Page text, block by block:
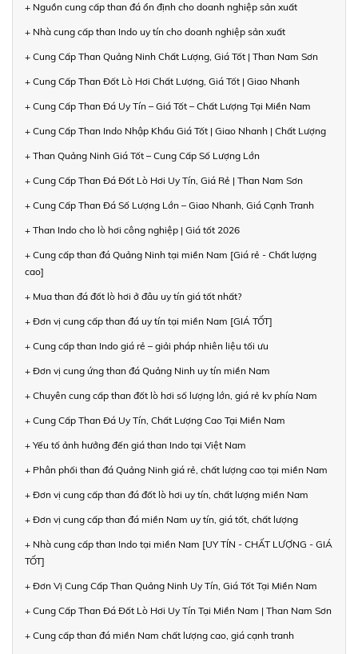
+ Nguồn cung cấp than đá ổn định cho doanh nghiệp sản xuất
+ Nhà cung cấp than Indo uy tín cho doanh nghiệp sản xuất
+ Cung Cấp Than Quảng Ninh Chất Lượng, Giá Tốt | Than Nam Sơn
+ Cung Cấp Than Đốt Lò Hơi Chất Lượng, Giá Tốt | Giao Nhanh
+ Cung Cấp Than Đá Uy Tín – Giá Tốt – Chất Lượng Tại Miền Nam
+ Cung Cấp Than Indo Nhập Khẩu Giá Tốt | Giao Nhanh | Chất Lượng
+ Than Quảng Ninh Giá Tốt – Cung Cấp Số Lượng Lớn
+ Cung Cấp Than Đá Đốt Lò Hơi Uy Tín, Giá Rẻ | Than Nam Sơn
+ Cung Cấp Than Đá Số Lượng Lớn – Giao Nhanh, Giá Cạnh Tranh
+ Than Indo cho lò hơi công nghiệp | Giá tốt 2026
+ Cung cấp than đá Quảng Ninh tại miền Nam [Giá rẻ - Chất lượng
cao]
+ Mua than đá đốt lò hơi ở đâu uy tín giá tốt nhất?
+ Đơn vị cung cấp than đá uy tín tại miền Nam [GIÁ TỐT]
+ Cung cấp than Indo giá rẻ – giải pháp nhiên liệu tối ưu
+ Đơn vị cung ứng than đá Quảng Ninh uy tín miền Nam
+ Chuyên cung cấp than đốt lò hơi số lượng lớn, giá rẻ kv phía Nam
+ Cung Cấp Than Đá Uy Tín, Chất Lượng Cao Tại Miền Nam
+ Yếu tố ảnh hưởng đến giá than Indo tại Việt Nam
+ Phân phối than đá Quảng Ninh giá rẻ, chất lượng cao tại miền Nam
+ Đơn vị cung cấp than đá đốt lò hơi uy tín, chất lượng miền Nam
+ Đơn vị cung cấp than đá miền Nam uy tín, giá tốt, chất lượng
+ Nhà cung cấp than Indo tại miền Nam [UY TÍN - CHẤT LƯỢNG - GIÁ
TỐT]
+ Đơn Vị Cung Cấp Than Quảng Ninh Uy Tín, Giá Tốt Tại Miền Nam
+ Cung Cấp Than Đá Đốt Lò Hơi Uy Tín Tại Miền Nam | Than Nam Sơn
+ Cung cấp than đá miền Nam chất lượng cao, giá cạnh tranh